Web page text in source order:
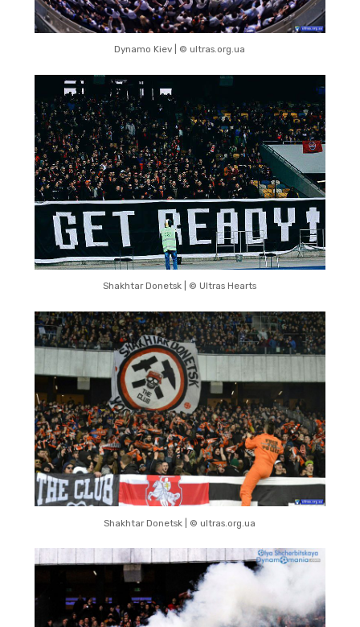
Dynamo Kiev | © ultras.org.ua
Shakhtar Donetsk | © Ultras Hearts
Shakhtar Donetsk | © ultras.org.ua